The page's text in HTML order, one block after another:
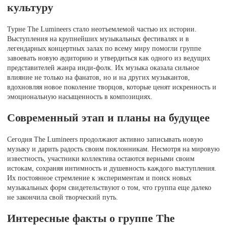
культуру
Турне The Lumineers стало неотъемлемой частью их истории.
Выступления на крупнейших музыкальных фестивалях и в
легендарных концертных залах по всему миру помогли группе
завоевать новую аудиторию и утвердиться как одного из ведущих
представителей жанра инди-фолк. Их музыка оказала сильное
влияние не только на фанатов, но и на других музыкантов,
вдохновляя новое поколение творцов, которые ценят искренность и
эмоциональную насыщенность в композициях.
Современный этап и планы на будущее
Сегодня The Lumineers продолжают активно записывать новую
музыку и дарить радость своим поклонникам. Несмотря на мировую
известность, участники коллектива остаются верными своим
истокам, сохраняя интимность и душевность каждого выступления.
Их постоянное стремление к экспериментам и поиск новых
музыкальных форм свидетельствуют о том, что группа еще далеко
не закончила свой творческий путь.
Интересные факты о группе The